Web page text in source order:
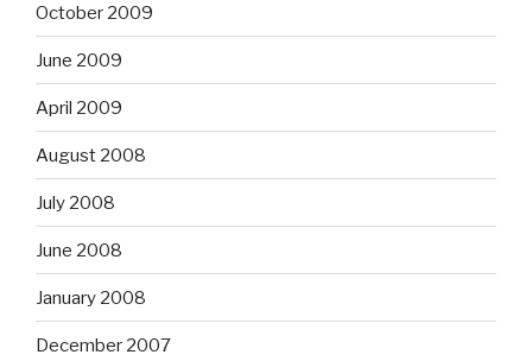
October 2009
June 2009
April 2009
August 2008
July 2008
June 2008
January 2008
December 2007